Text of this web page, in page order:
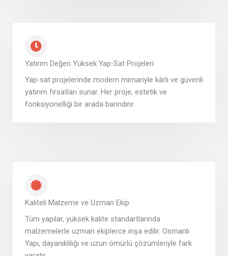
Yatırım Değeri Yüksek Yap-Sat Projeleri
Yap-sat projelerinde modern mimariyle kârlı ve güvenli
yatırım fırsatları sunar. Her proje, estetik ve
fonksiyonelliği bir arada barındırır.
Kaliteli Malzeme ve Uzman Ekip
Tüm yapılar, yüksek kalite standartlarında
malzemelerle uzman ekiplerce inşa edilir. Osmanlı
Yapı, dayanıklılığı ve uzun ömürlü çözümleriyle fark